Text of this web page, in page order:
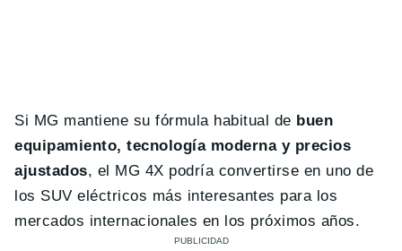
Si MG mantiene su fórmula habitual de buen
equipamiento, tecnología moderna y precios
ajustados, el MG 4X podría convertirse en uno de
los SUV eléctricos más interesantes para los
mercados internacionales en los próximos años.